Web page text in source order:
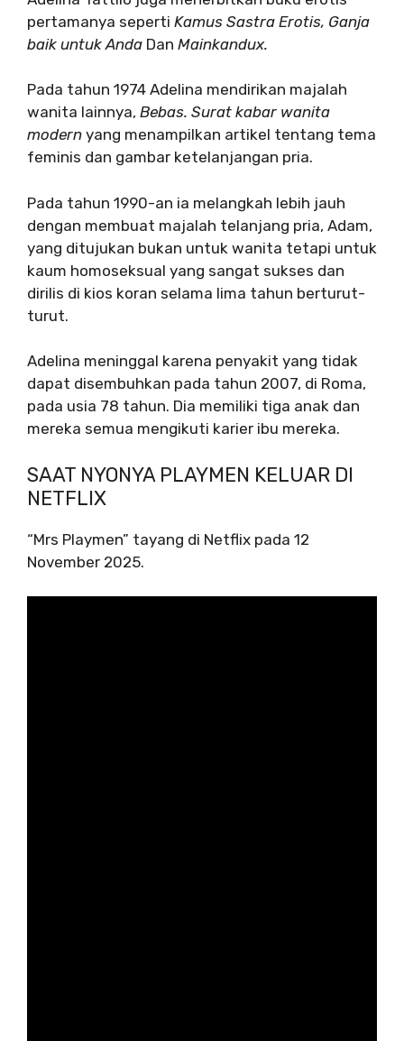
pertamanya seperti Kamus Sastra Erotis, Ganja
baik untuk Anda Dan Mainkandux.
Pada tahun 1974 Adelina mendirikan majalah
wanita lainnya, Bebas. Surat kabar wanita
modern yang menampilkan artikel tentang tema
feminis dan gambar ketelanjangan pria.
Pada tahun 1990-an ia melangkah lebih jauh
dengan membuat majalah telanjang pria, Adam,
yang ditujukan bukan untuk wanita tetapi untuk
kaum homoseksual yang sangat sukses dan
dirilis di kios koran selama lima tahun berturut-
turut.
Adelina meninggal karena penyakit yang tidak
dapat disembuhkan pada tahun 2007, di Roma,
pada usia 78 tahun. Dia memiliki tiga anak dan
mereka semua mengikuti karier ibu mereka.
SAAT NYONYA PLAYMEN KELUAR DI
NETFLIX
“Mrs Playmen” tayang di Netflix pada 12
November 2025.